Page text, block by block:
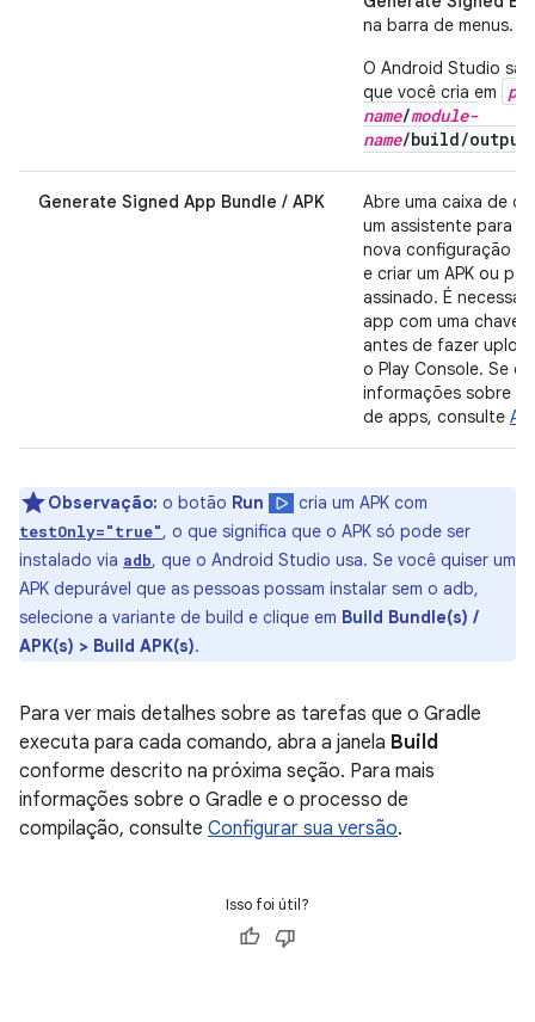
na barra de menus.
O Android Studio
que você cria em
name/module-
name/build/
Generate Signed App Bundle / APK
Abre uma caixa de
um assistente para
nova configuração
e criar um APK ou
assinado. É
app com uma chave
antes de fazer
o Play Console. Se
informações sobre a
de apps, consulte
Observação: o botão Run cria um APK com
testOnly="true", o que significa que o APK só pode ser
instalado via adb, que o Android Studio usa. Se você quiser um
APK depurável que as pessoas possam instalar sem o adb,
selecione a variante de build e clique em Build Bundle(s) /
APK(s) > Build APK(s).
Para ver mais detalhes sobre as tarefas que o Gradle
executa para cada comando, abra a janela Build
conforme descrito na próxima seção. Para mais
informações sobre o Gradle e o processo de
compilação, consulte Configurar sua versão.
Isso foi útil?